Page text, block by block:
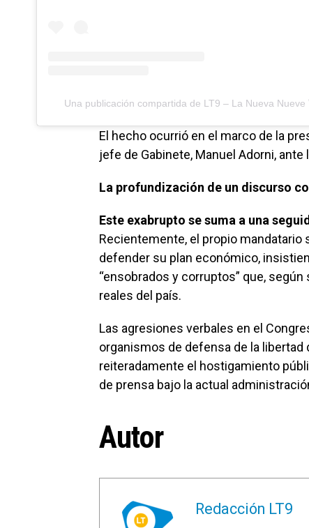
Una publicación compartida de LT9 – La Nueva Nueve
El hecho ocurrió en el marco de la
jefe de Gabinete, Manuel Adorni, ante
La profundización de un discurso
Este exabrupto se suma a una
Recientemente, el propio mandatario
defender su plan económico,
“ensobrados y corruptos” que,
reales del país.
Las agresiones verbales en el
organismos de defensa de la
reiteradamente el hostigamiento
de prensa bajo la actual
Autor
Redacción LT9